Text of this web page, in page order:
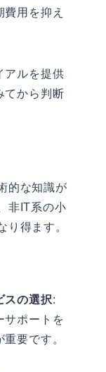
用を抑え
アルを提供
てから判断
的な知識が
非IT系の小
り得ます。
スの選択:
サポートを
要です。